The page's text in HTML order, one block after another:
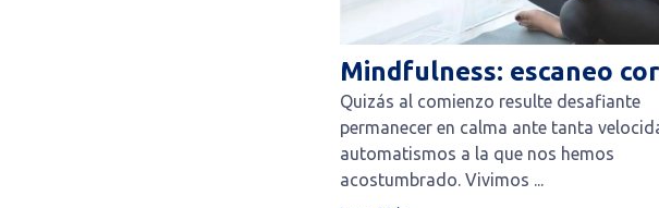
Mindfulness: escaneo
Quizás al comienzo resulte desafiante
permanecer en calma ante tanta
automatismos a la que nos hemos
acostumbrado. Vivimos ...